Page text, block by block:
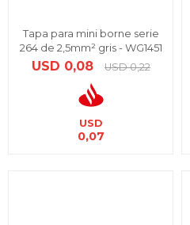
Tapa para mini borne serie
264 de 2,5mm² gris - WG1451
USD 0,08 USD 0,22
USD
0,07